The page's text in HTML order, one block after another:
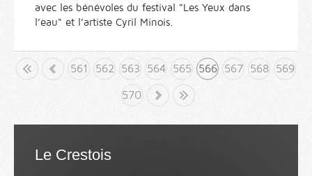
avec les bénévoles du festival "Les Yeux dans
l’eau" et l’artiste Cyril Minois.
« 561 562 563 564 565 566 567 568 569
570
» Fin
Le Crestois